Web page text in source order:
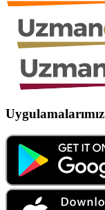
Uygulamalarımız